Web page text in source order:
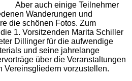
Aber auch einige Teilnehmer
Wanderungen und
die schönen Fotos. Zum
1. Vorsitzenden Marita Schiller
Dillinger für die aufwendige
und seine jahrelange
über die Veranstaltungen
Vereinsgliedern vorzustellen.